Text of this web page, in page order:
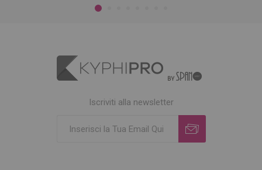
Iscriviti alla newsletter